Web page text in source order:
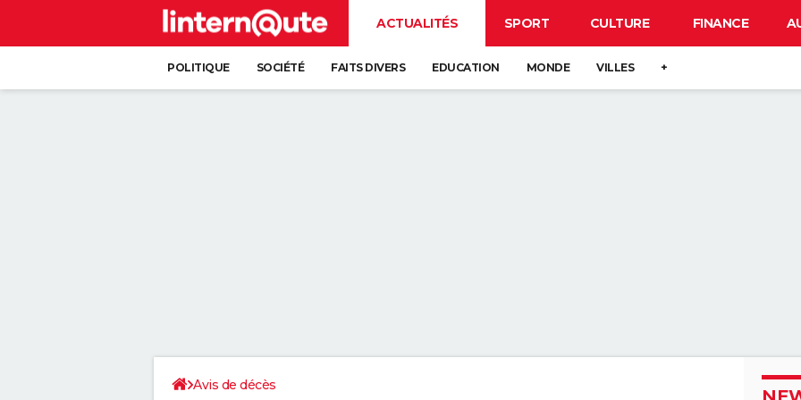
ACTUALITÉS SPORT CULTURE FINANCE
POLITIQUE SOCIÉTÉ FAITS DIVERS EDUCATION MONDE VILLES +
Avis de décès